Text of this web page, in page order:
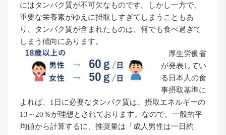
にはタンパク質が不可欠なものです。しかし一方で、
重要な栄養素がゆえに摂取しすぎてしまうこともあ
り、タンパク質が含まれたものは、何でも食べ過ぎて
しまう傾向にあります。
厚生労働省
が発表してい
る日本人の食
事摂取基準に
よれば、1日に必要なタンパク質は、摂取エネルギーの
13～20％が理想とされております。なので、一般的平
均値から計算するに、推奨量は「成人男性は一日約